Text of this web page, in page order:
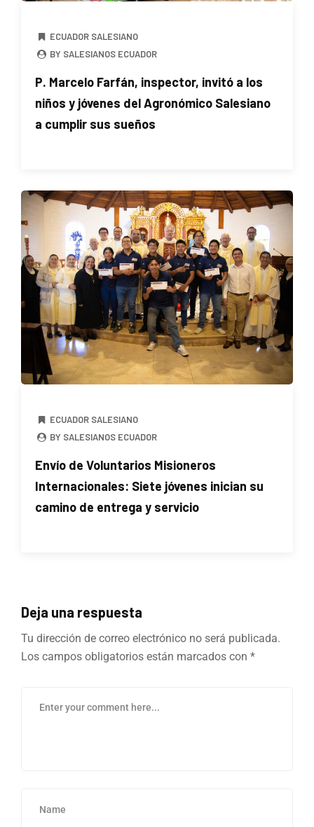
ECUADOR SALESIANO
BY SALESIANOS ECUADOR
P. Marcelo Farfán, inspector, invitó a los
niños y jóvenes del Agronómico Salesiano
a cumplir sus sueños
ECUADOR SALESIANO
BY SALESIANOS ECUADOR
Envío de Voluntarios Misioneros
Internacionales: Siete jóvenes inician su
camino de entrega y servicio
Deja una respuesta
Tu dirección de correo electrónico no será publicada.
Los campos obligatorios están marcados con *